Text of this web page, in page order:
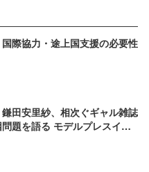
際協力・途上国支援の必要性
田安里紗、相次ぐギャル雑誌
題を語る モデルプレスイン